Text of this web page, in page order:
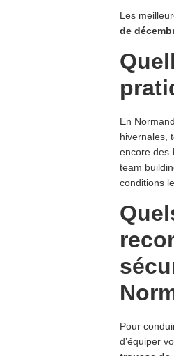
Les
de
En
hivernales,
encore des
team
conditions
Pour
d’équiper